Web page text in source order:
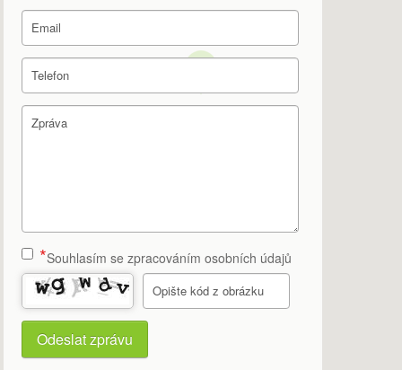
Jeřáby
Balancery a ruční zvedáky
Balancery
Hřebenové zvedáky
Závěsné kladkostroje
Řetězové zvedáky
Vakuové manipulátory
Šroubovací body, třmeny a háky
Souhlasím se zpracováním osobních údajů
Odeslat zprávu